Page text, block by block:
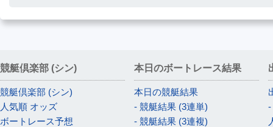
競艇倶楽部 (シン)
競艇倶楽部 (シン)
人気順 オッズ
ボートレース予想
本日のボートレース結果
本日の競艇結果
- 競艇結果 (3連単)
- 競艇結果 (3連複)
-